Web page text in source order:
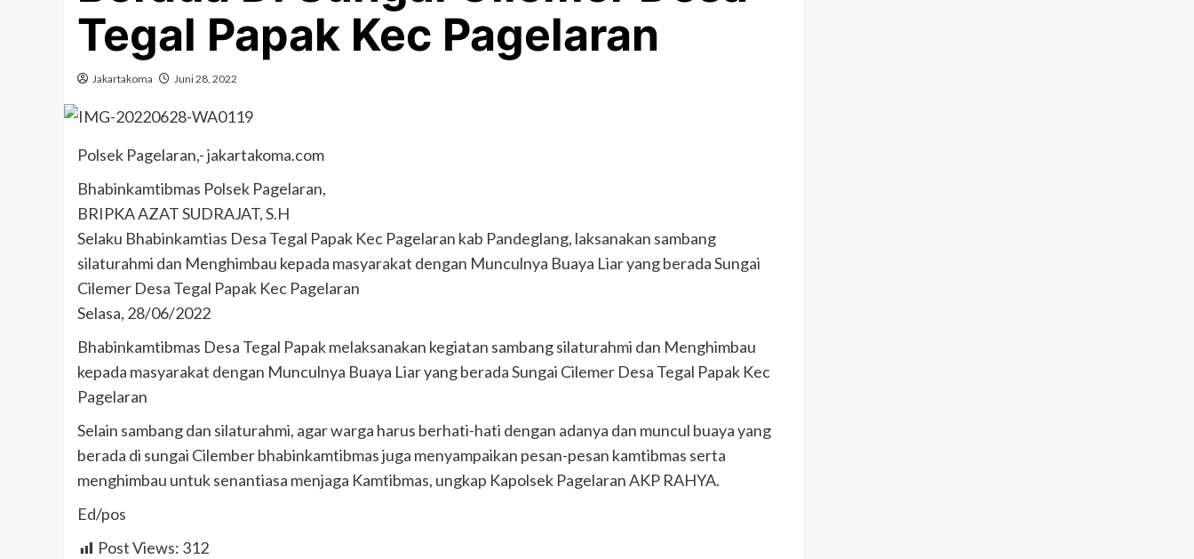
Tegal Papak Kec Pagelaran
Jakartakoma Juni 28, 2022
Polsek Pagelaran,- jakartakoma.com
Bhabinkamtibmas Polsek Pagelaran,
BRIPKA AZAT SUDRAJAT, S.H
Selaku Bhabinkamtias Desa Tegal Papak Kec Pagelaran kab Pandeglang, laksanakan sambang
silaturahmi dan Menghimbau kepada masyarakat dengan Munculnya Buaya Liar yang berada Sungai
Cilemer Desa Tegal Papak Kec Pagelaran
Selasa, 28/06/2022
Bhabinkamtibmas Desa Tegal Papak melaksanakan kegiatan sambang silaturahmi dan Menghimbau
kepada masyarakat dengan Munculnya Buaya Liar yang berada Sungai Cilemer Desa Tegal Papak Kec
Pagelaran
Selain sambang dan silaturahmi, agar warga harus berhati-hati dengan adanya dan muncul buaya yang
berada di sungai Cilember bhabinkamtibmas juga menyampaikan pesan-pesan kamtibmas serta
menghimbau untuk senantiasa menjaga Kamtibmas, ungkap Kapolsek Pagelaran AKP RAHYA.
Ed/pos
Post Views: 312